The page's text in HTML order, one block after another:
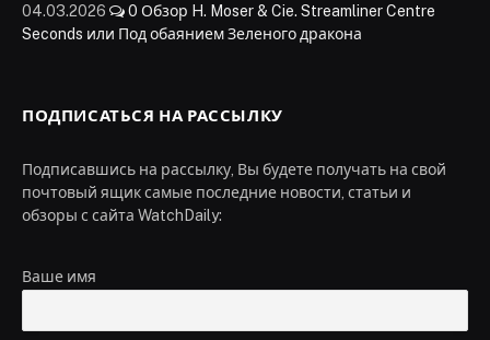
04.03.2026 0 Обзор H. Moser & Cie. Streamliner Centre
Seconds или Под обаянием Зеленого дракона
ПОДПИСАТЬСЯ НА РАССЫЛКУ
Подписавшись на рассылку, Вы будете получать на свой
почтовый ящик самые последние новости, статьи и
обзоры с сайта WatchDaily:
Ваше имя